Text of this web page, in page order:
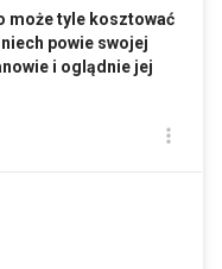
może tyle kosztować
powie swojej
i oglądnie jej